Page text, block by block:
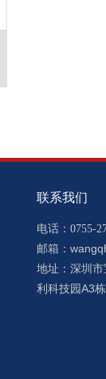
联系我们
电话：0755-
邮箱：
地址： 深圳
利科技园A3栋